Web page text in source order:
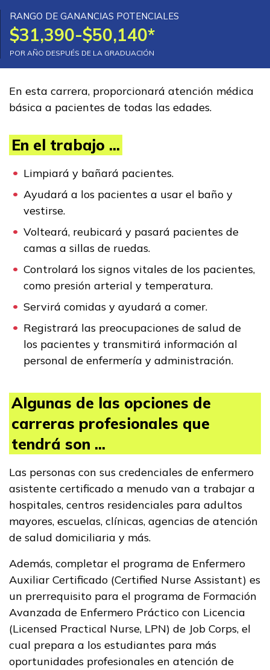
Aprendiz de calefacción,
ventilación y aire
(HVAC), Pre pasantía
Asistente médico
Asistente médico clínico
Carpintería, Pre pasantía
Ver más ...
Aprender más
Estudiantes
Padres/Influenciadores
Empleadores
FAQs
English
CONECTARSE
COMIENZA YA
RANGO DE GANANCIAS POTENCIALES
$31,390-$50,140*
POR AÑO DESPUÉS DE LA GRADUACIÓN
En esta carrera, proporcionará atención médica
básica a pacientes de todas las edades.
En el trabajo ...
Limpiará y bañará pacientes.
Ayudará a los pacientes a usar el baño y
vestirse.
Volteará, reubicará y pasará pacientes de
camas a sillas de ruedas.
Controlará los signos vitales de los pacientes,
como presión arterial y temperatura.
Servirá comidas y ayudará a comer.
Registrará las preocupaciones de salud de
los pacientes y transmitirá información al
personal de enfermería y administración.
Algunas de las opciones de
carreras profesionales que
tendrá son ...
Las personas con sus credenciales de enfermero
asistente certificado a menudo van a trabajar a
hospitales, centros residenciales para adultos
mayores, escuelas, clínicas, agencias de atención
de salud domiciliaria y más.
Además, completar el programa de Enfermero
Auxiliar Certificado (Certified Nurse Assistant) es
un prerrequisito para el programa de Formación
Avanzada de Enfermero Práctico con Licencia
(Licensed Practical Nurse, LPN) de Job Corps, el
cual prepara a los estudiantes para más
oportunidades profesionales en atención de